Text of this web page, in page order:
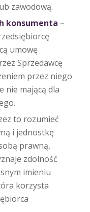
zawodową.
konsumenta –
umowę
Sprzedawcę
przez niego
nie mającą dla
to rozumieć
i jednostkę
prawną,
zdolność
imieniu
korzysta